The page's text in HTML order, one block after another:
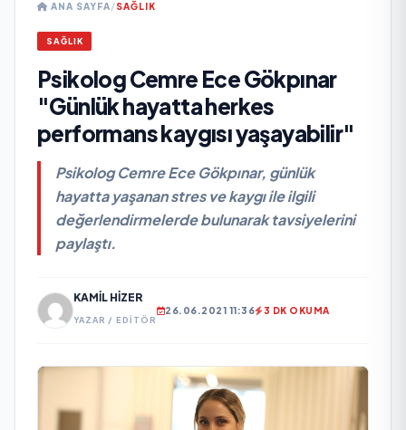
ANA SAYFA/SAĞLIK
SAĞLIK
Psikolog Cemre Ece Gökpınar
"Günlük hayatta herkes
performans kaygısı yaşayabilir"
Psikolog Cemre Ece Gökpınar, günlük
hayatta yaşanan stres ve kaygı ile ilgili
değerlendirmelerde bulunarak tavsiyelerini
paylaştı.
KAMIL HIZER
YAZAR / EDITÖR
26.06.2021 11:36 3 DK OKUMA